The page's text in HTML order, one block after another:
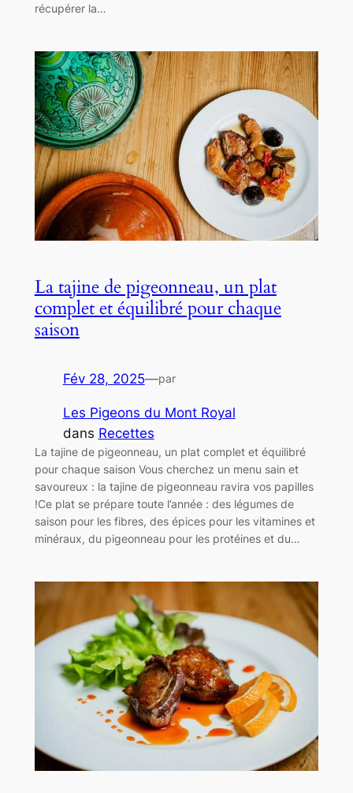
récupérer la…
La tajine de pigeonneau, un plat
complet et équilibré pour chaque
saison
Fév 28, 2025—par
Les Pigeons du Mont Royal
dans Recettes
La tajine de pigeonneau, un plat complet et équilibré
pour chaque saison Vous cherchez un menu sain et
savoureux : la tajine de pigeonneau ravira vos papilles
!Ce plat se prépare toute l’année : des légumes de
saison pour les fibres, des épices pour les vitamines et
minéraux, du pigeonneau pour les protéines et du…